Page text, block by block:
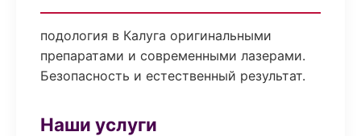
подология в Калуга оригинальными
препаратами и современными лазерами.
Безопасность и естественный результат.
Наши услуги